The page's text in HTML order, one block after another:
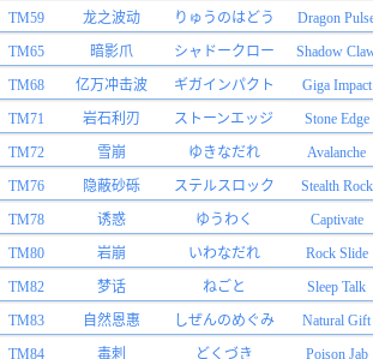
TM59
龙之波动 りゅうのはどう
Dragon
TM65
暗影爪 シャドークロー
Shadow
TM68
亿万冲击波 ギガインパクト
Giga Impact
TM71
岩石利刃 ストーンエッジ
Stone Edge
TM72
雪崩 ゆきなだれ
Avalanche
TM76
隐蔽砂砾 ステルスロック
Stealth Rock
TM78
诱惑 ゆうわく
Captivate
TM80
岩崩 いわなだれ
Rock Slide
TM82
梦话 ねごと
Sleep Talk
TM83
自然恩惠 しぜんのめぐみ
Natural Gift
TM84
毒刺 どくづき Poison Jab